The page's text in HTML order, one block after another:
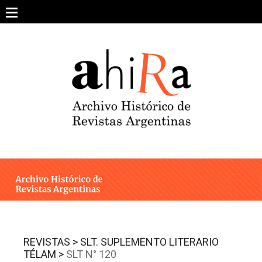
content
ARCHIVO DE REVISTAS
ESTUDIOS CRÍTICOS
INTEGRANTES
CONTACTO
REVISTAS > SLT. SUPLEMENTO LITERARIO
TÉLAM > SLT N° 120